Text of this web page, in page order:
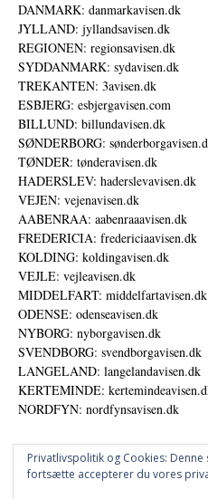
DANMARK: danmarkavisen.dk
JYLLAND: jyllandsavisen.dk
REGIONEN: regionsavisen.dk
SYDDANMARK: sydavisen.dk
TREKANTEN: 3avisen.dk
ESBJERG: esbjergavisen.com
BILLUND: billundavisen.dk
SØNDERBORG:
TØNDER: tønderavisen.dk
HADERSLEV: haderslevavisen.dk
VEJEN: vejenavisen.dk
AABENRAA: aabenraaavisen.dk
FREDERICIA: fredericiaavisen.dk
KOLDING: koldingavisen.dk
VEJLE: vejleavisen.dk
MIDDELFART: middelfartavisen.dk
ODENSE: odenseavisen.dk
NYBORG: nyborgavisen.dk
SVENDBORG: svendborgavisen.dk
LANGELAND: langelandavisen.dk
KERTEMINDE:
NORDFYN: nordfynsavisen.dk
Privatlivspolitik og Cookies:
fortsætte accepterer du vores